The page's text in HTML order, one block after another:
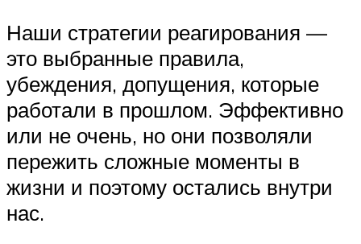
Наши стратегии реагирования —
это выбранные правила,
убеждения, допущения, которые
работали в прошлом. Эффективно
или не очень, но они позволяли
пережить сложные моменты в
жизни и поэтому остались внутри
нас.